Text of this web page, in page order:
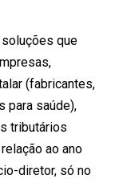
que
(fabricantes,
para saúde),
tributários
ao ano
diretor, só no